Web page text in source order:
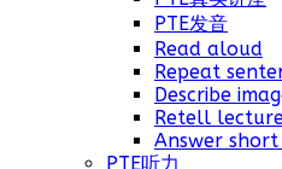
PTE发音
Read aloud
Repeat
Describe
Retell
Answer short
PTE听力